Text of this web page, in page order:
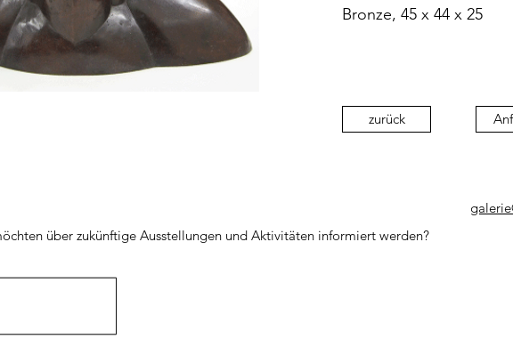
Bronze, 45 x 44 x 25
zurück
über zukünftige Ausstellungen und Aktivitäten informiert werden?